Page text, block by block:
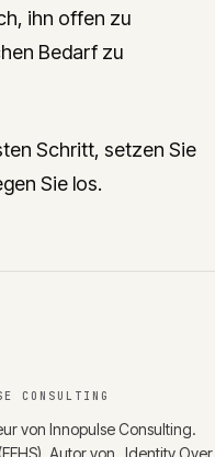
ihn offen zu
Bedarf zu
Schritt, setzen Sie
Sie los.
CONSULTING
von Innopulse Consulting.
Autor von „Identity Over